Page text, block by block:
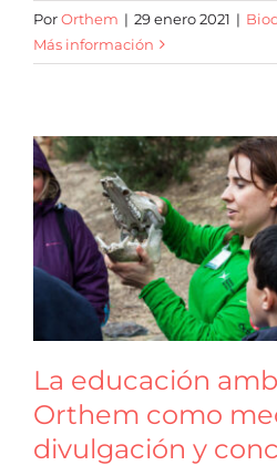
PorOrthem | 29 enero 2021 |
Más información
La educación
Orthem como
divulgación y